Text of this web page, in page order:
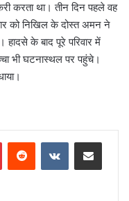
करता था। तीन दिन पहले वह
को निखिल के दोस्त अमन ने
के बाद पूरे परिवार में
भी घटनास्थल पर पहुंचे।
PinterestReddit VKontakteShare via Email